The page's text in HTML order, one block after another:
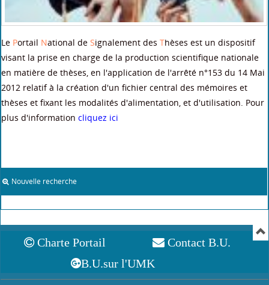
Le Portail National de Signalement des Thèses est un dispositif
visant la prise en charge de la production scientifique nationale
en matière de thèses, en l'application de l'arrêté n°153 du 14 Mai
2012 relatif à la création d'un fichier central des mémoires et
thèses et fixant les modalités d'alimentation, et d'utilisation. Pour
plus d'information cliquez ici
Nouvelle recherche
Charte Portail
Contact B.U.
B.U.sur l'UMK